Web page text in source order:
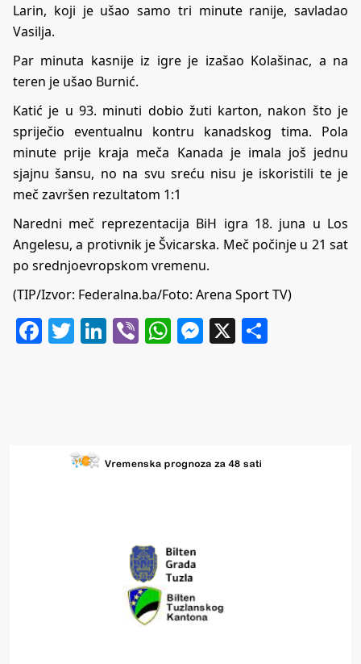
Larin, koji je ušao samo tri minute ranije, savladao
Vasilja.
Par minuta kasnije iz igre je izašao Kolašinac, a na
teren je ušao Burnić.
Katić je u 93. minuti dobio žuti karton, nakon što je
spriječio eventualnu kontru kanadskog tima. Pola
minute prije kraja meča Kanada je imala još jednu
sjajnu šansu, no na svu sreću nisu je iskoristili te je
meč završen rezultatom 1:1
Naredni meč reprezentacija BiH igra 18. juna u Los
Angelesu, a protivnik je Švicarska. Meč počinje u 21 sat
po srednjoevropskom vremenu.
(TIP/Izvor: Federalna.ba/Foto: Arena Sport TV)
Facebook
Twitter
LinkedIn
ViberWhatsApp
Messenger
X